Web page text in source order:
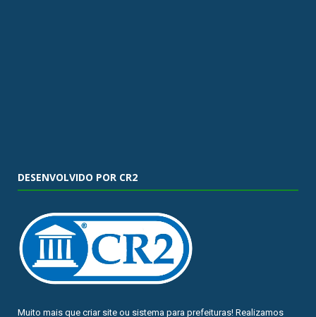
DESENVOLVIDO POR CR2
Muito mais que criar site ou sistema para prefeituras! Realizamos